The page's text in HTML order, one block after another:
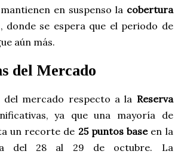
en suspenso la cobertura
donde se espera que el periodo de
aún más.
del Mercado
del mercado respecto a la Reserva
ya que una mayoría de
un recorte de 25 puntos baseen la
del 28 al 29 de octubre. La